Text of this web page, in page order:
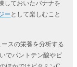
しておいたバナナを
ー として楽しむこと
スの栄養を分析する
でパントテン酸やビ